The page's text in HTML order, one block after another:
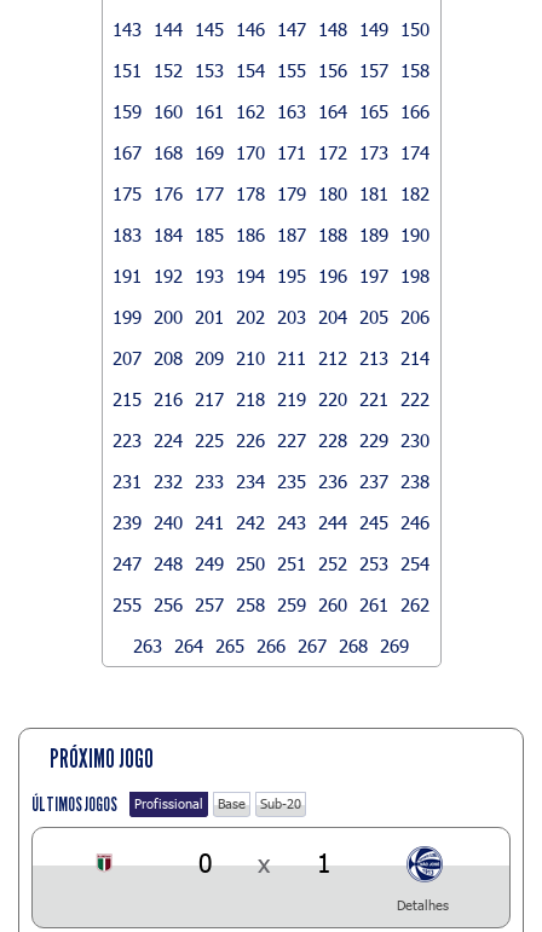
143
144 145 146 147 148 149
150
151
152 153 154 155 156 157
158
159
160 161 162 163 164 165
166
167
168 169 170 171 172 173
174
175
176 177 178 179 180 181
182
183
184 185 186 187 188 189
190
191
192 193 194 195 196 197
198
199
200 201 202 203 204 205
206
207
208 209 210 211 212 213
214
215
216 217 218 219 220 221
222
223
224 225 226 227 228 229
230
231
232 233 234 235 236 237
238
239
240 241 242 243 244 245
246
247
248 249 250 251 252 253
254
255
256 257 258 259 260 261
262
263
264 265 266 267 268 269
PRÓXIMO JOGO
ÚLTIMOS JOGOS Profissional Base Sub-20
0 x 1
Detalhes